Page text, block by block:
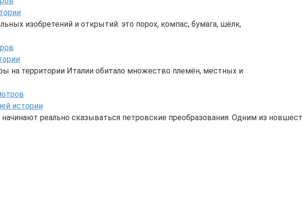
изобретений и открытий: это порох, компас, бумага, шёлк,
на территории Италии обитало множество племён, местных и
истории
реально сказываться петровские преобразования. Одним из